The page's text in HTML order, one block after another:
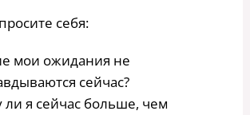
себя:
мои ожидания не
сейчас?
ли я сейчас больше, чем